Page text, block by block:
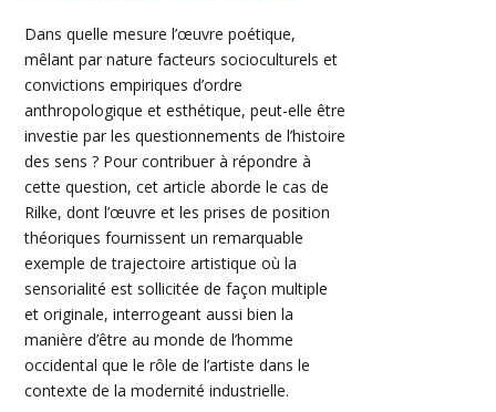
Dans quelle mesure l’œuvre poétique,
mêlant par nature facteurs socioculturels et
convictions empiriques d’ordre
anthropologique et esthétique, peut-elle être
investie par les questionnements de l’histoire
des sens ? Pour contribuer à répondre à
cette question, cet article aborde le cas de
Rilke, dont l’œuvre et les prises de position
théoriques fournissent un remarquable
exemple de trajectoire artistique où la
sensorialité est sollicitée de façon multiple
et originale, interrogeant aussi bien la
manière d’être au monde de l’homme
occidental que le rôle de l’artiste dans le
contexte de la modernité industrielle.